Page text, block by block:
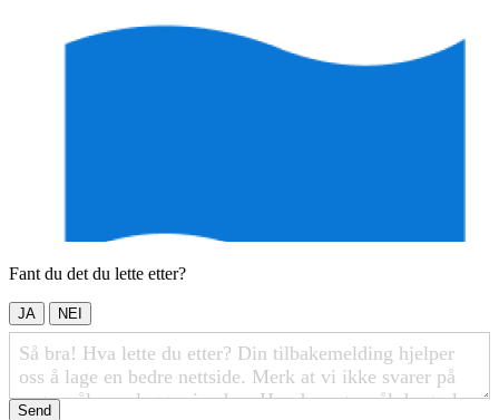
Fant du det du lette etter?
JA NEI
Send